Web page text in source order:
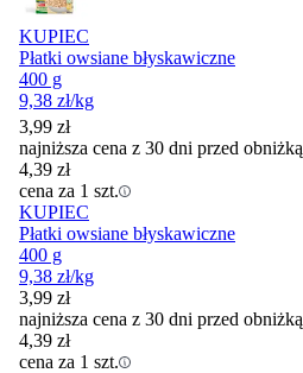
KUPIEC
Płatki owsiane błyskawiczne
400 g
9,38 zł/kg
3,99 zł
najniższa cena z 30 dni przed obniżką
4,39 zł
cena za 1 szt.
KUPIEC
Płatki owsiane błyskawiczne
400 g
9,38 zł/kg
3,99 zł
najniższa cena z 30 dni przed obniżką
4,39 zł
cena za 1 szt.